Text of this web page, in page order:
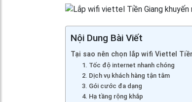
Nội Dung Bài Viết
Tại sao nên chọn lắp wifi Viettel
1. Tốc độ internet nhanh chóng
2. Dịch vụ khách hàng tận tâm
3. Gói cước đa dạng
4. Hạ tầng rộng khắp